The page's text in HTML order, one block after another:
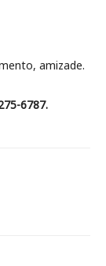
amizade.
6787.